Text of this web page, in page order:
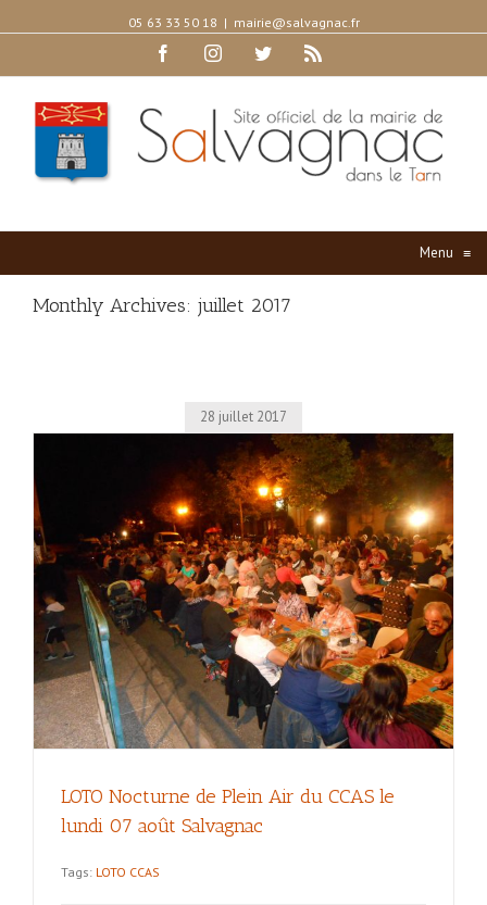
05 63 33 50 18 | mairie@salvagnac.fr
FacebookInstagramTwitter
Menu ≡
Monthly Archives: juillet 2017
28 juillet 2017
LOTO Nocturne de Plein Air du CCAS le
lundi 07 août Salvagnac
Tags: LOTO CCAS